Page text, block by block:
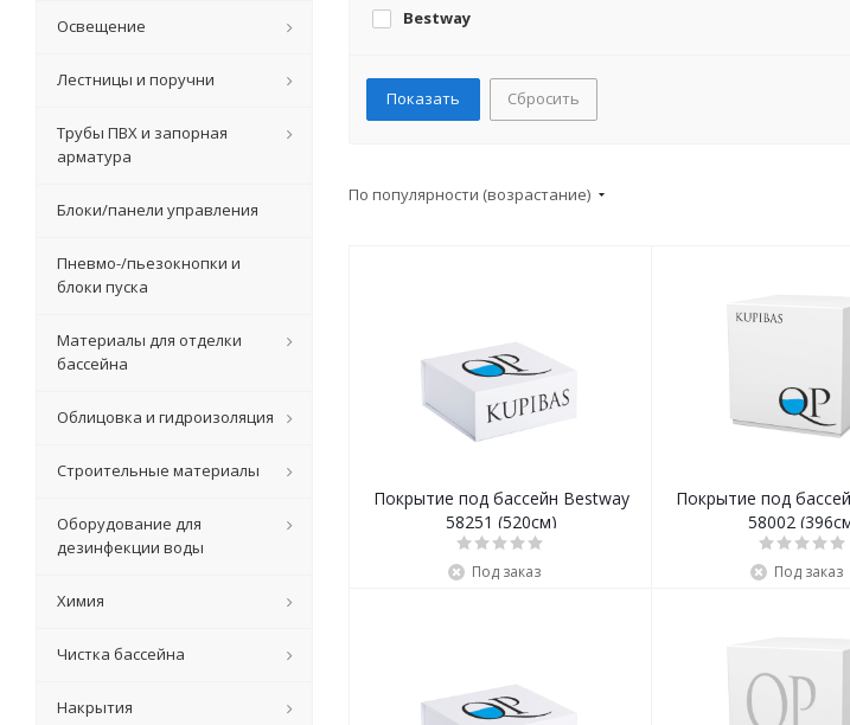
Bestway
Сбросить
По популярности (возрастание)
Покрытие под бассейн Bestway
58251 (520см)
Под заказ
Покрытие под
58002
Под заказ
Освещение
Лестницы и поручни
Трубы ПВХ и запорная
арматура
Блоки/панели управления
Пневмо-/пьезокнопки и
блоки пуска
Материалы для отделки
бассейна
Облицовка и гидроизоляция
Строительные материалы
Оборудование для
дезинфекции воды
Химия
Чистка бассейна
Накрытия